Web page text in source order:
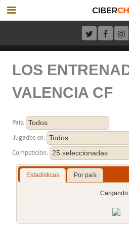
LOS
VALENCIA CF
País: Todos
Jugados en: Todos
Competición: 25 seleccionadas
Estadísticas Por país